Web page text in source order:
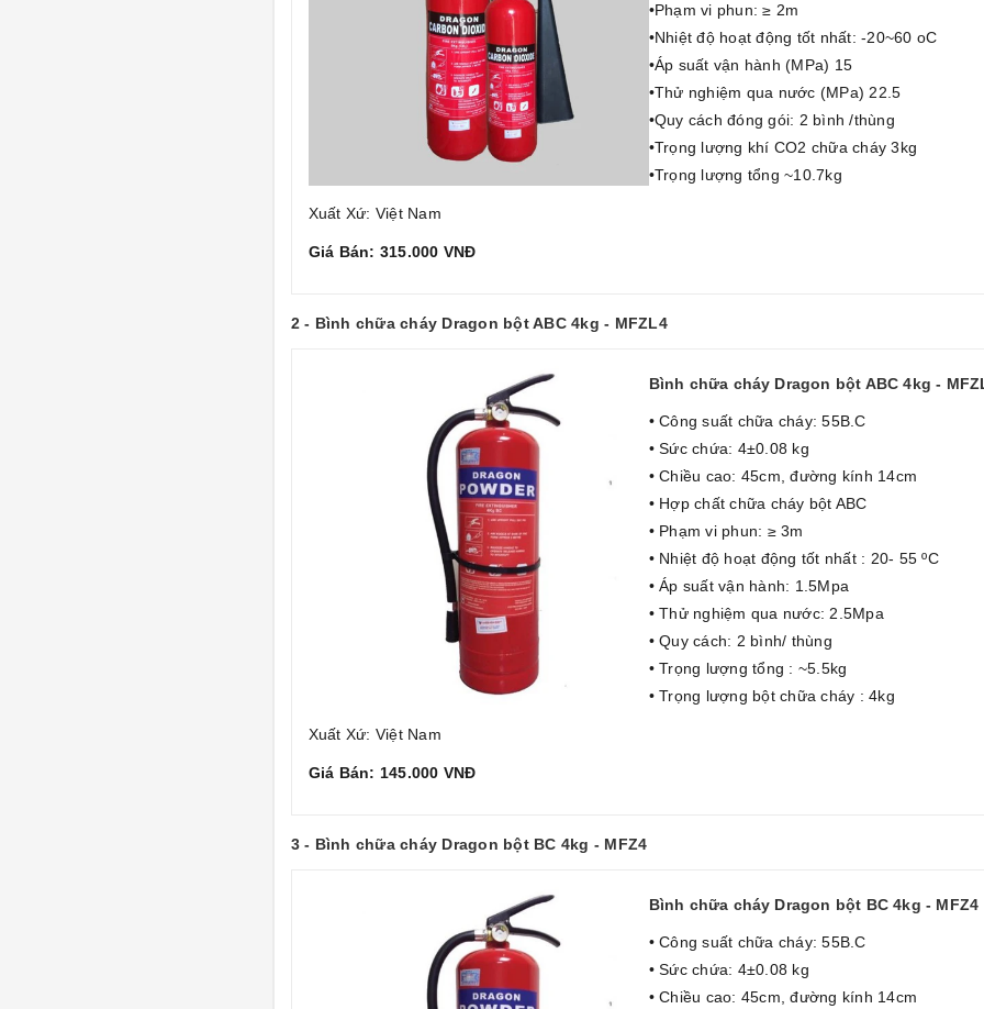
•Phạm vi phun: ≥ 2m
•Nhiệt độ hoạt động tốt nhất: -20~60 oC
•Áp suất vận hành (MPa) 15
•Thử nghiệm qua nước (MPa) 22.5
•Quy cách đóng gói: 2 bình /thùng
•Trọng lượng khí CO2 chữa cháy 3kg
•Trọng lượng tổng ~10.7kg
Xuất Xứ: Việt Nam
Giá Bán: 315.000 VNĐ
2 - Bình chữa cháy Dragon bột ABC 4kg - MFZL4
Bình chữa cháy Dragon bột ABC 4kg -
• Công suất chữa cháy: 55B.C
• Sức chứa: 4±0.08 kg
• Chiều cao: 45cm, đường kính 14cm
• Hợp chất chữa cháy bột ABC
• Phạm vi phun: ≥ 3m
• Nhiệt độ hoạt động tốt nhất : 20- 55 ºC
• Áp suất vận hành: 1.5Mpa
• Thử nghiệm qua nước: 2.5Mpa
• Quy cách: 2 bình/ thùng
• Trọng lượng tổng : ~5.5kg
• Trọng lượng bột chữa cháy : 4kg
Xuất Xứ: Việt Nam
Giá Bán: 145.000 VNĐ
3 - Bình chữa cháy Dragon bột BC 4kg - MFZ4
Bình chữa cháy Dragon bột BC 4kg - MFZ4
• Công suất chữa cháy: 55B.C
• Sức chứa: 4±0.08 kg
• Chiều cao: 45cm, đường kính 14cm